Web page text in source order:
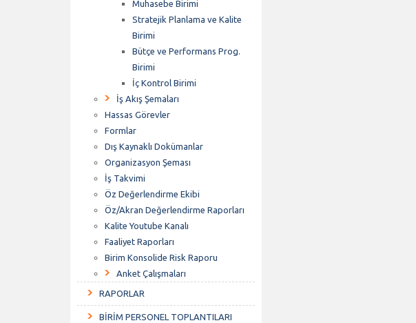
Muhasebe Birimi
Stratejik Planlama ve Kalite
Birimi
Bütçe ve Performans Prog.
Birimi
İç Kontrol Birimi
İş Akış Şemaları
Hassas Görevler
Formlar
Dış Kaynaklı Dokümanlar
Organizasyon Şeması
İş Takvimi
Öz Değerlendirme Ekibi
Öz/Akran Değerlendirme Raporları
Kalite Youtube Kanalı
Faaliyet Raporları
Birim Konsolide Risk Raporu
Anket Çalışmaları
RAPORLAR
BİRİM PERSONEL TOPLANTILARI